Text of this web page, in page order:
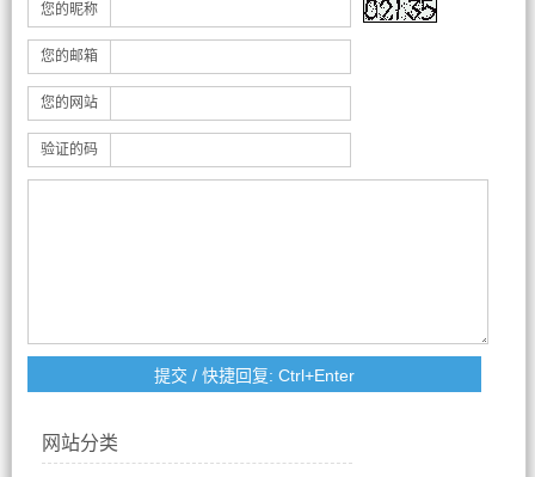
您的昵称
您的邮箱
您的网站
验证的码
网站分类